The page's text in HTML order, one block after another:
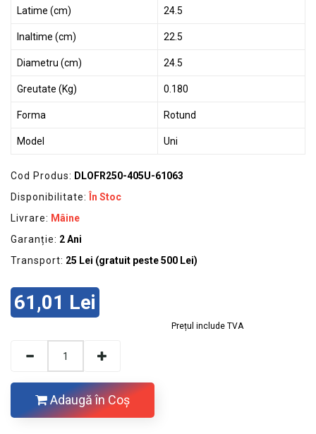
Latime (cm) 24.5
Inaltime (cm) 22.5
Diametru (cm) 24.5
Greutate (Kg) 0.180
Forma Rotund
Model Uni
Cod Produs: DLOFR250-405U-61063
Disponibilitate:
În Stoc
Livrare: Mâine
Garanție: 2 Ani
Transport: 25 Lei (gratuit peste 500 Lei)
61,01 Lei
Prețul include TVA
Adaugă în Coş